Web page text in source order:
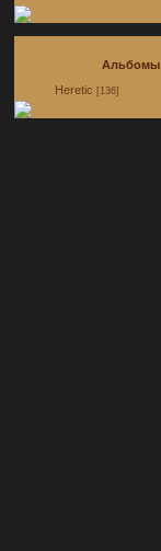
Альбомы
Heretic [136]